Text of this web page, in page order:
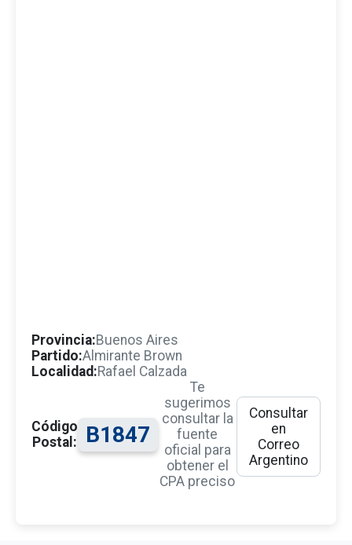
Provincia:Buenos Aires
Partido:Almirante Brown
Localidad:Rafael Calzada
Código
Postal:
B1847
Te
sugerimos
consultar la
fuente
oficial para
obtener el
CPA preciso
Consultar
en
Correo
Argentino